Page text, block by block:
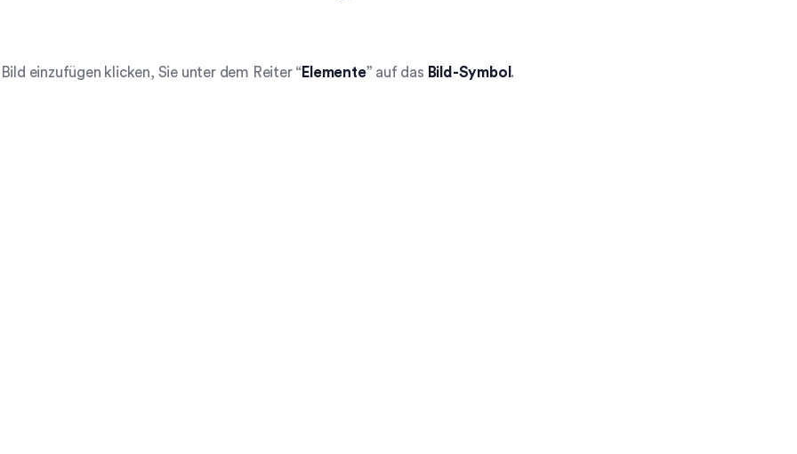
einzufügen klicken, Sie unter dem Reiter “Elemente” auf das Bild-Symbol .